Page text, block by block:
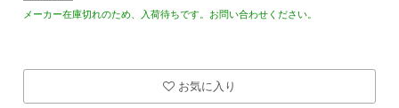
メーカー在庫切れのため、入荷待ちです。お問い合わせください。
お気に入り